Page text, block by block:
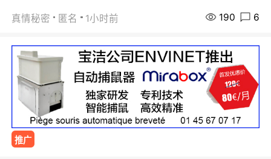
真情秘密 匿名 1小时前 190 6
推广